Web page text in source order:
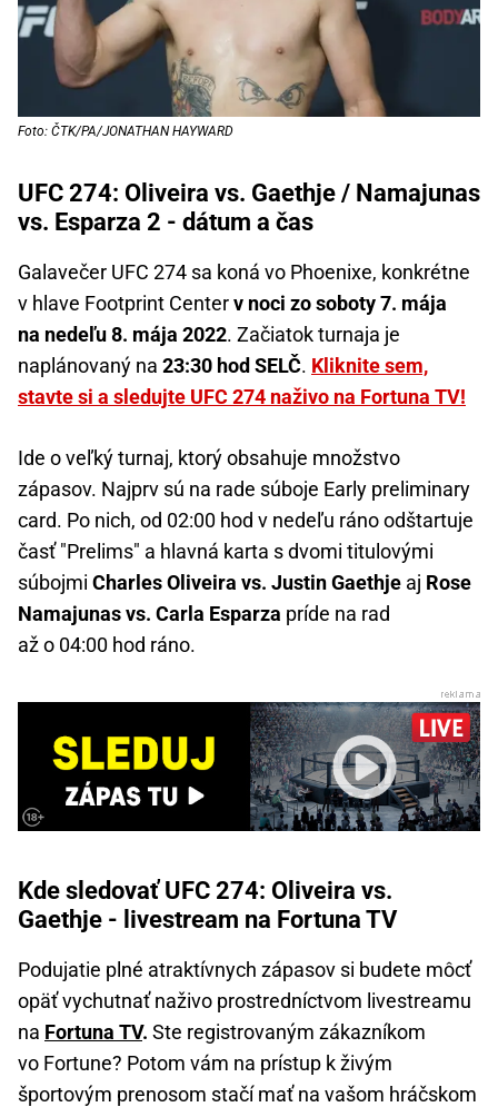
Foto: ČTK/PA/JONATHAN HAYWARD
UFC 274: Oliveira vs. Gaethje / Namajunas
vs. Esparza 2 - dátum a čas
Galavečer UFC 274 sa koná vo Phoenixe, konkrétne
v hlave Footprint Centerv noci zo soboty 7. mája
na nedeľu 8. mája 2022. Začiatok turnaja je
naplánovaný na 23:30 hod SELČ. Kliknite sem,
stavte si a sledujte UFC 274 naživo na Fortuna TV!
Ide o veľký turnaj, ktorý obsahuje množstvo
zápasov. Najprv sú na rade súboje Early preliminary
card. Po nich, od 02:00 hod v nedeľu ráno odštartuje
časť "Prelims" a hlavná karta s dvomi titulovými
súbojmi Charles Oliveira vs. Justin Gaethje aj Rose
Namajunas vs. Carla Esparza príde na rad
až o 04:00 hod ráno.
Kde sledovať UFC 274: Oliveira vs.
Gaethje - livestream na Fortuna TV
Podujatie plné atraktívnych zápasov si budete môcť
opäť vychutnať naživo prostredníctvom livestreamu
na Fortuna TV. Ste registrovaným zákazníkom
vo Fortune? Potom vám na prístup k živým
športovým prenosom stačí mať na vašom hráčskom